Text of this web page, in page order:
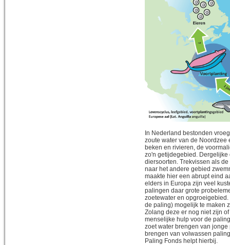
In Nederland bestonden
zoute water van de Noordzee
beken en rivieren, de
zo'n getijdegebied.
diersoorten. Trekvissen als
naar het andere gebied
maakte hier een abrupt eind
elders in Europa zijn veel
palingen daar grote
zoetewater en
de paling) mogelijk te maken
Zolang deze er nog niet zijn
menselijke hulp voor de
zoet water brengen van
brengen van volwassen
Paling Fonds helpt hierbij.